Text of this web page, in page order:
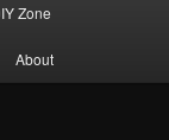
Zone
About